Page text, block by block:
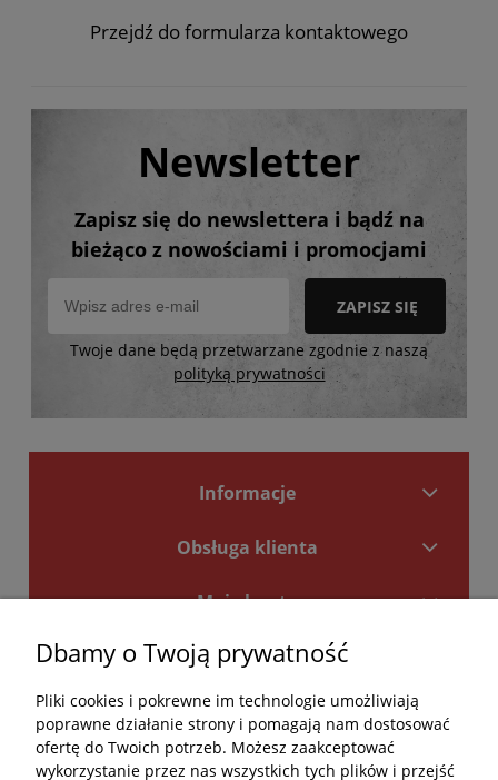
Przejdź do formularza kontaktowego
Newsletter
Zapisz się do newslettera i bądź na
bieżąco z nowościami i promocjami
ZAPISZ SIĘ
Twoje dane będą przetwarzane zgodnie z naszą
polityką prywatności
Informacje
Obsługa klienta
Moje konto
Płatności i dostawa
Kontakt
Kontakt
Dbamy o Twoją prywatność
Pliki cookies i pokrewne im technologie umożliwiają
poprawne działanie strony i pomagają nam dostosować
ofertę do Twoich potrzeb. Możesz zaakceptować
wykorzystanie przez nas wszystkich tych plików i przejść